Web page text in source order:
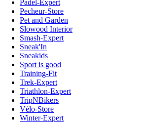
Padel-Expert
Pecheur-Store
Pet and Garden
Slowood Interior
Smash-Expert
Sneak'In
Sneakids
Sport is good
Training-Fit
Trek-Expert
Triathlon-Expert
TripNBikers
Vélo-Store
Winter-Expert